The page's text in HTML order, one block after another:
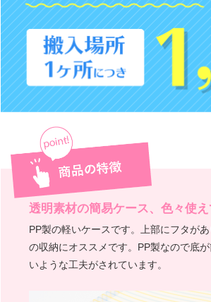
透明素材の簡易ケース、色々使え
PP製の軽いケースです。上部にフタが
の収納にオススメです。PP製なので底
いような工夫がされています。